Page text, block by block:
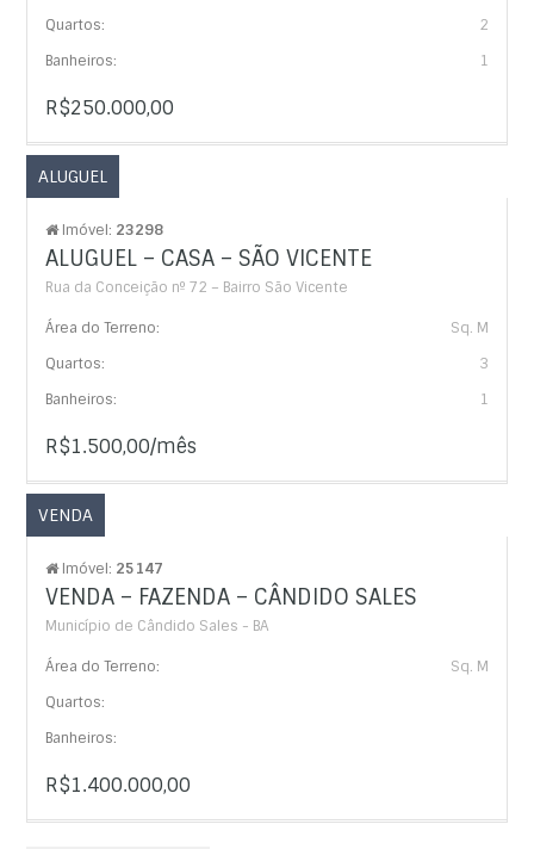
Quartos:
2
Banheiros:
1
R$250.000,00
ALUGUEL
Imóvel: 23298
ALUGUEL – CASA – SÃO VICENTE
Rua da Conceição nº 72 – Bairro São Vicente
Área do Terreno:
Sq. M
Quartos:
3
Banheiros:
1
R$1.500,00/mês
VENDA
Imóvel: 25147
VENDA – FAZENDA – CÂNDIDO SALES
Município de Cândido Sales - BA
Área do Terreno:
Sq. M
Quartos:
Banheiros:
R$1.400.000,00